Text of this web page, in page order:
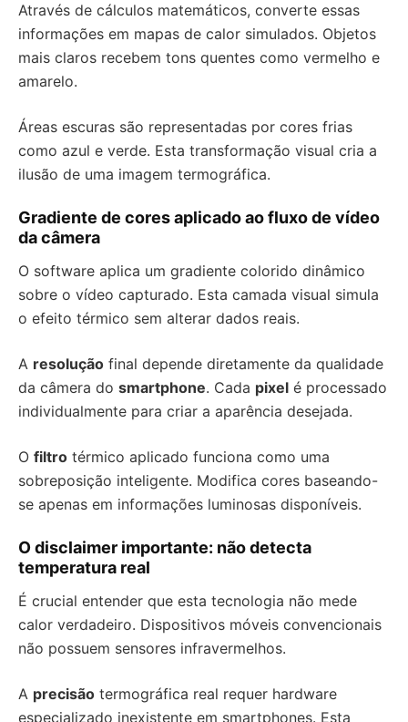
Através de cálculos matemáticos, converte essas
informações em mapas de calor simulados. Objetos
mais claros recebem tons quentes como vermelho e
amarelo.
Áreas escuras são representadas por cores frias
como azul e verde. Esta transformação visual cria a
ilusão de uma imagem termográfica.
Gradiente de cores aplicado ao fluxo de vídeo
da câmera
O software aplica um gradiente colorido dinâmico
sobre o vídeo capturado. Esta camada visual simula
o efeito térmico sem alterar dados reais.
A resolução final depende diretamente da qualidade
da câmera do smartphone. Cada pixel é processado
individualmente para criar a aparência desejada.
O filtro térmico aplicado funciona como uma
sobreposição inteligente. Modifica cores baseando-
se apenas em informações luminosas disponíveis.
O disclaimer importante: não detecta
temperatura real
É crucial entender que esta tecnologia não mede
calor verdadeiro. Dispositivos móveis convencionais
não possuem sensores infravermelhos.
A precisão termográfica real requer hardware
especializado inexistente em smartphones. Esta